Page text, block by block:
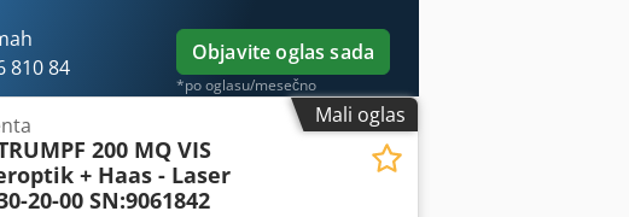
810 84
Objavite oglas sada
*po oglasu/mesečno
Mali oglas
200 MQ VIS
+ Haas - Laser
20-00 SN:9061842